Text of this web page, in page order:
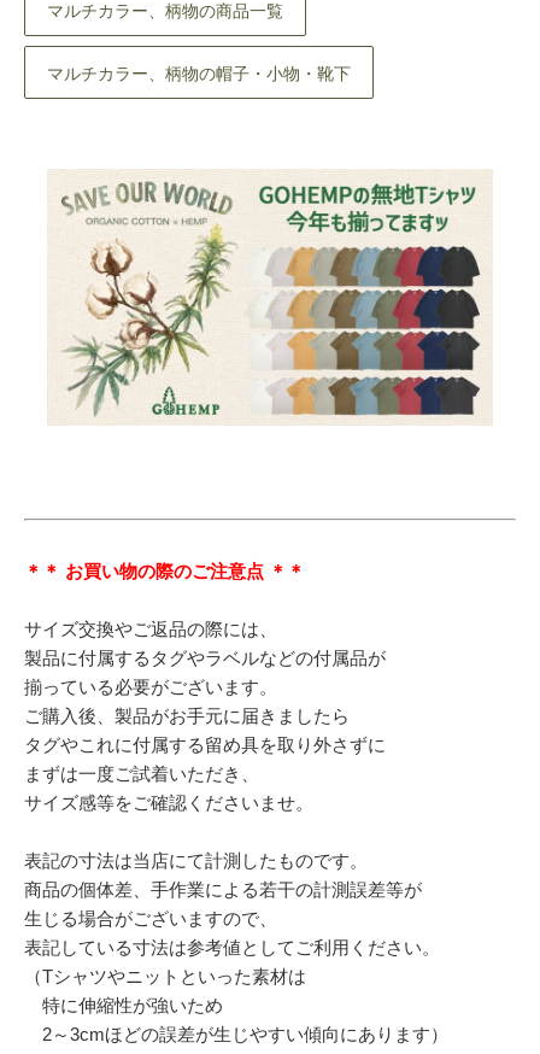
マルチカラー、柄物の商品一覧
マルチカラー、柄物の帽子・小物・靴下
＊＊ お買い物の際のご注意点 ＊＊
サイズ交換やご返品の際には、
製品に付属するタグやラベルなどの付属品が
揃っている必要がございます。
ご購入後、製品がお手元に届きましたら
タグやこれに付属する留め具を取り外さずに
まずは一度ご試着いただき、
サイズ感等をご確認くださいませ。
表記の寸法は当店にて計測したものです。
商品の個体差、手作業による若干の計測誤差等が
生じる場合がございますので、
表記している寸法は参考値としてご利用ください。
（Tシャツやニットといった素材は
特に伸縮性が強いため
2～3cmほどの誤差が生じやすい傾向にあります）